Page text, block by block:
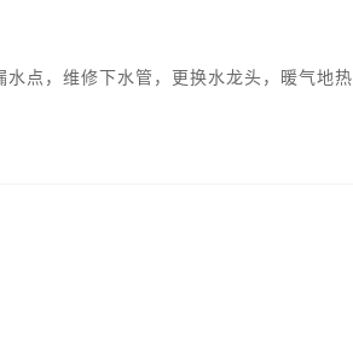
点，维修下水管，更换水龙头，暖气地热